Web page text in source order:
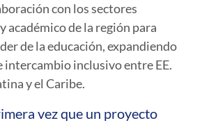
con los sectores
académico de la región para
de la educación, expandiendo
intercambio inclusivo entre EE.
y el Caribe.
vez que un proyecto